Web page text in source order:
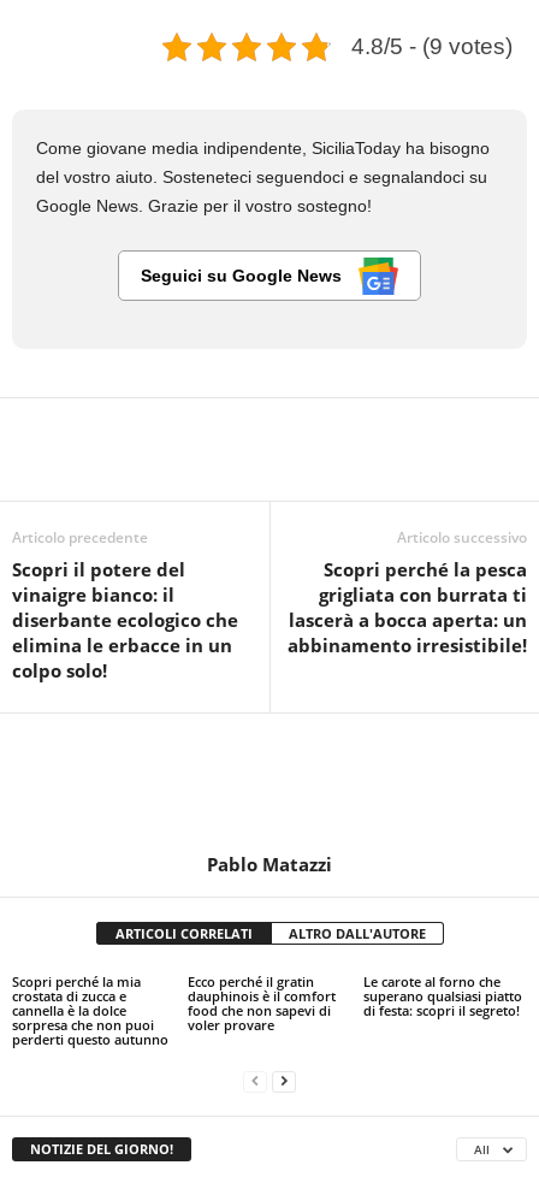
4.8/5 - (9 votes)
Come giovane media indipendente, SiciliaToday ha bisogno
del vostro aiuto. Sosteneteci seguendoci e segnalandoci su
Google News. Grazie per il vostro sostegno!
Seguici su Google News
Articolo precedente
Scopri il potere del
vinaigre bianco: il
diserbante ecologico che
elimina le erbacce in un
colpo solo!
Articolo successivo
Scopri perché la pesca
grigliata con burrata ti
lascerà a bocca aperta: un
abbinamento irresistibile!
Pablo Matazzi
ARTICOLI CORRELATI ALTRO DALL'AUTORE
Scopri perché la mia
crostata di zucca e
cannella è la dolce
sorpresa che non puoi
perderti questo autunno
Ecco perché il gratin
dauphinois è il comfort
food che non sapevi di
voler provare
Le carote al forno che
superano qualsiasi piatto
di festa: scopri il segreto!
NOTIZIE DEL GIORNO! All